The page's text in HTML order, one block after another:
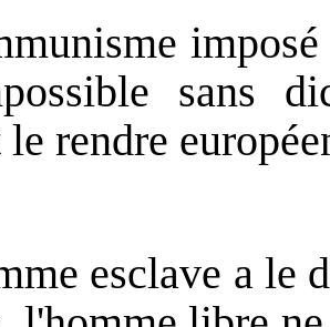
sans
rendre
esclave a le